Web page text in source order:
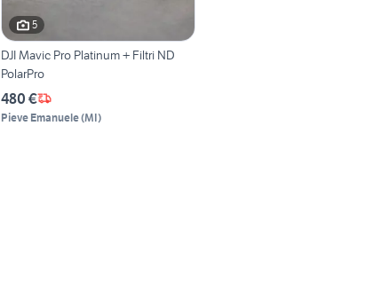
5
DJI Mavic Pro Platinum + Filtri ND
PolarPro
480 €
Pieve Emanuele(MI)